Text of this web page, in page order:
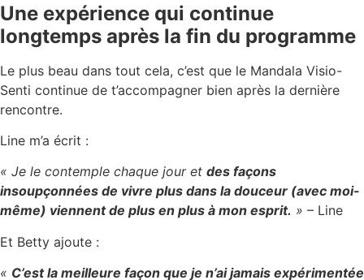
Une expérience qui continue
longtemps après la fin du programme
Le plus beau dans tout cela, c’est que le Mandala Visio-
Senti continue de t’accompagner bien après la dernière
rencontre.
Line m’a écrit :
« Je le contemple chaque jour et des façons
insoupçonnées de vivre plus dans la douceur (avec moi-
même) viennent de plus en plus à mon esprit. » – Line
Et Betty ajoute :
« C’est la meilleure façon que je n’ai jamais expérimentée